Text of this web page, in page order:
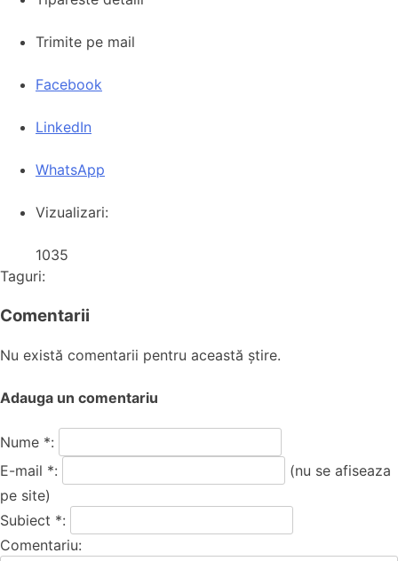
Trimite pe mail
Facebook
LinkedIn
WhatsApp
Vizualizari:
1035
Taguri:
Comentarii
Nu există comentarii pentru această știre.
Adauga un comentariu
Nume *:
E-mail *:
(nu se afiseaza
pe site)
Subiect *:
Comentariu: